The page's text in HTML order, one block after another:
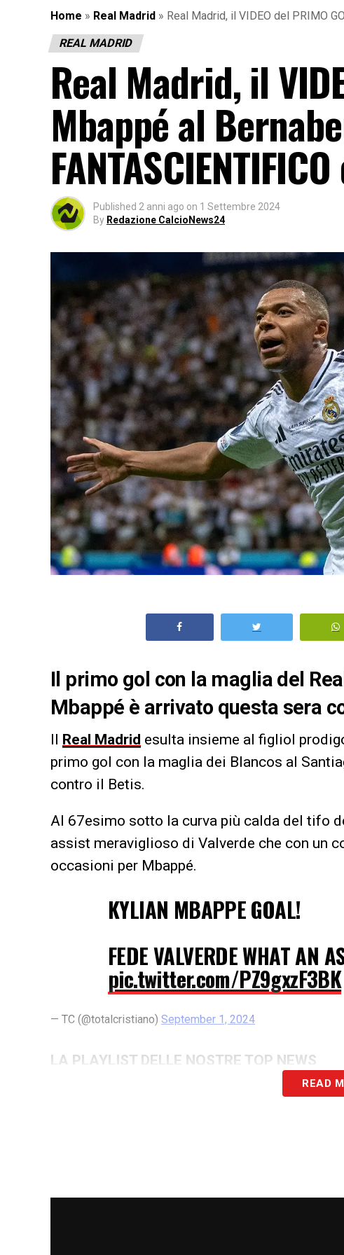
Home » Real Madrid » Real Madrid, il VIDEO del PRIMO
REAL MADRID
Real Madrid, il
Mbappé al
Published 2 anni ago on 1 Settembre 2024
By Redazione CalcioNews24
Il primo gol con la maglia del
Mbappé è arrivato questa sera
Il Real Madrid esulta insieme al figliol
primo gol con la maglia dei Blancos al
contro il Betis.
Al 67esimo sotto la curva più calda del tifo
assist meraviglioso di Valverde che con un
occasioni per Mbappé.
KYLIAN MBAPPE GOAL!
FEDE VALVERDE WHAT AN
pic.twitter.com/PZ9gxzF3BK
— TC (@totalcristiano) September 1, 2024
LA PLAYLIST DELLE NOSTRE TOP NEWS
READ